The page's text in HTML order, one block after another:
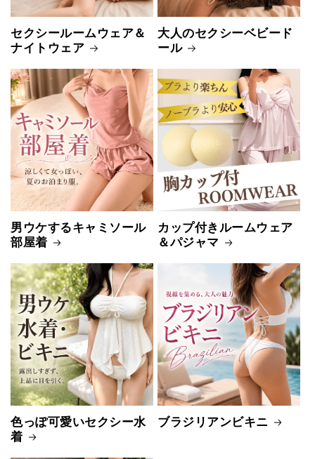
セクシールームウェア＆
ナイトウェア
大人のセクシーベビード
ール
男ウケするキャミソール
部屋着
カップ付きルームウェア
＆パジャマ
色っぽ可愛いセクシー水
着
ブラジリアンビキニ